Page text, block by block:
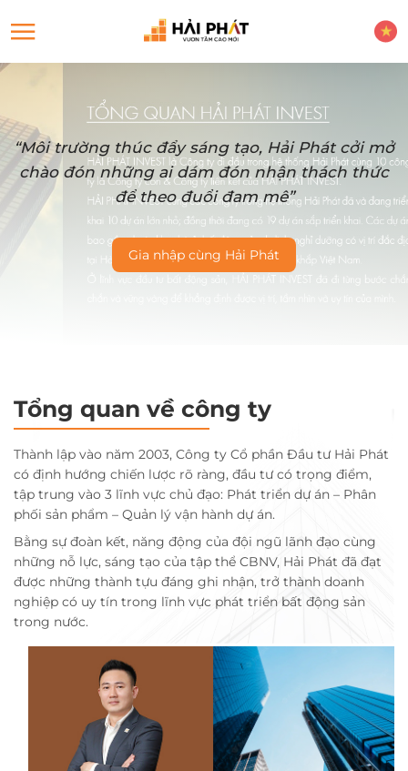
“Môi trường thúc đẩy sáng tạo, Hải Phát cởi mở
chào đón những ai dám đón nhận thách thức
để theo đuổi đam mê”
Gia nhập cùng Hải Phát
Tổng quan về công ty
Thành lập vào năm 2003, Công ty Cổ phần Đầu tư Hải Phát
có định hướng chiến lược rõ ràng, đầu tư có trọng điểm,
tập trung vào 3 lĩnh vực chủ đạo: Phát triển dự án – Phân
phối sản phẩm – Quản lý vận hành dự án.
Bằng sự đoàn kết, năng động của đội ngũ lãnh đạo cùng
những nỗ lực, sáng tạo của tập thể CBNV, Hải Phát đã đạt
được những thành tựu đáng ghi nhận, trở thành doanh
nghiệp có uy tín trong lĩnh vực phát triển bất động sản
trong nước.